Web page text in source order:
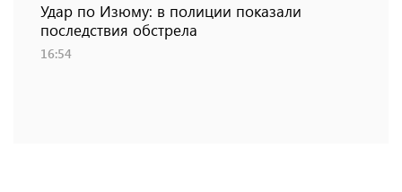
Удар по Изюму: в полиции показали
последствия обстрела
16:54